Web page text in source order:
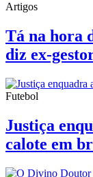
Artigos
Tá na hora
diz ex-
Futebol
Justiça
calote em